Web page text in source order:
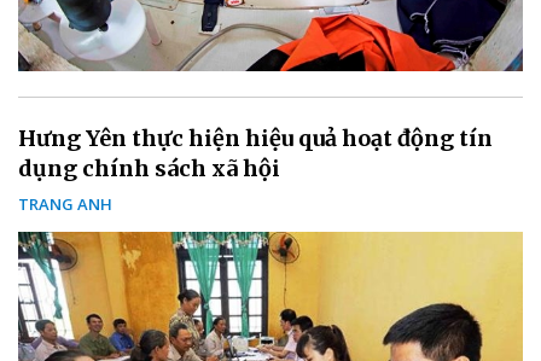
Hưng Yên thực hiện hiệu quả hoạt động tín
dụng chính sách xã hội
TRANG ANH